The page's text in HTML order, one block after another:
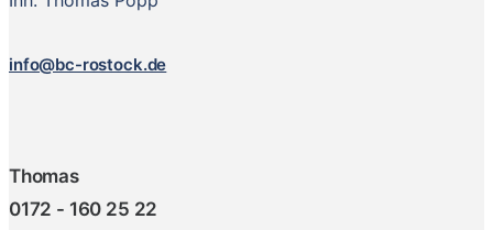
info@bc-rostock.de
Thomas
0172 - 160 25 22